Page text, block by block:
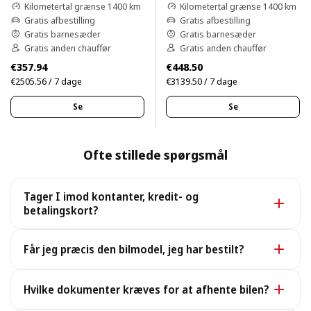
Kilometertal grænse 1400 km
Gratis afbestilling
Gratis barnesæder
Gratis anden chauffør
€357.94
€2505.56 / 7 dage
Se
Kilometertal grænse 1400 km
Gratis afbestilling
Gratis barnesæder
Gratis anden chauffør
€448.50
€3139.50 / 7 dage
Se
Ofte stillede spørgsmål
Tager I imod kontanter, kredit- og
betalingskort?
betalingskort.
Får jeg præcis den bilmodel, jeg har bestilt?
tilfælde, hvor den ikke er tilgængelig, leverer vi en
Hvilke dokumenter kræves for at afhente bilen?